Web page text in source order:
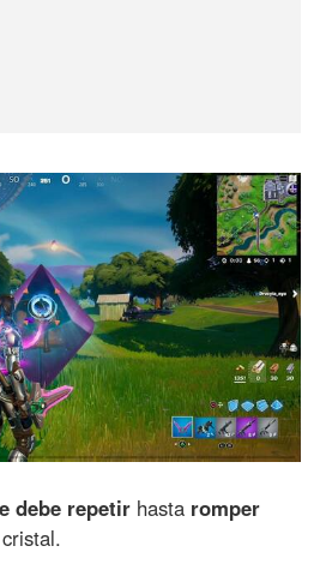
debe repetir hasta romper